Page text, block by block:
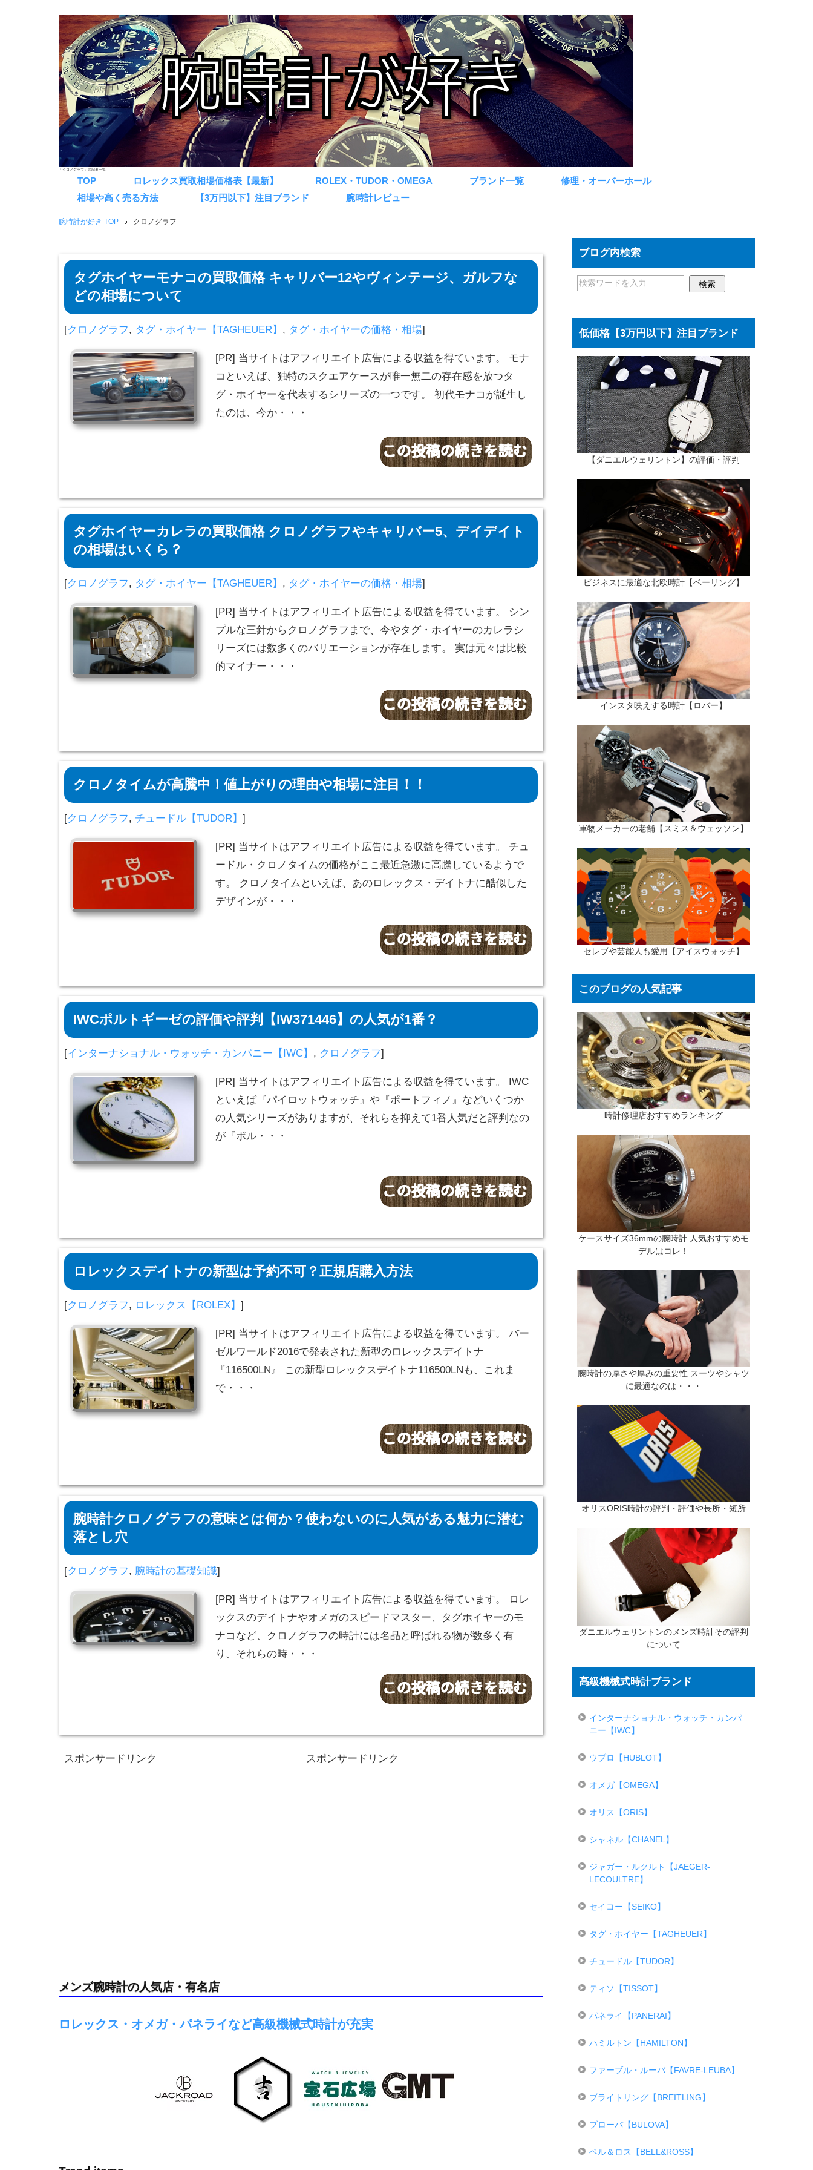
「クロノグラフ」の記事一覧
TOP ロレックス買取相場価格表【最新】 ROLEX・TUDOR・OMEGA ブランド一覧
修理・オーバーホール
相場や高く売る方法
【3万円以下】注目ブランド 腕時計レビュー
腕時計が好き TOP クロノグラフ
タグホイヤーモナコの買取価格 キャリバー12やヴィンテージ、ガルフな
どの相場について
[クロノグラフ, タグ・ホイヤー【TAGHEUER】 , タグ・ホイヤーの価格・相場]
[PR] 当サイトはアフィリエイト広告による収益を得ています。 モナ
コといえば、独特のスクエアケースが唯一無二の存在感を放つタ
グ・ホイヤーを代表するシリーズの一つです。 初代モナコが誕生し
たのは、今か・・・
タグホイヤーカレラの買取価格 クロノグラフやキャリバー5、デイデイト
の相場はいくら？
[クロノグラフ, タグ・ホイヤー【TAGHEUER】 , タグ・ホイヤーの価格・相場]
[PR] 当サイトはアフィリエイト広告による収益を得ています。 シン
プルな三針からクロノグラフまで、今やタグ・ホイヤーのカレラシ
リーズには数多くのバリエーションが存在します。 実は元々は比較
的マイナー・・・
クロノタイムが高騰中！値上がりの理由や相場に注目！！
[クロノグラフ, チュードル【TUDOR】 ]
[PR] 当サイトはアフィリエイト広告による収益を得ています。 チュ
ードル・クロノタイムの価格がここ最近急激に高騰しているようで
す。 クロノタイムといえば、あのロレックス・デイトナに酷似した
デザインが・・・
IWCポルトギーゼの評価や評判【IW371446】の人気が1番？
[インターナショナル・ウォッチ・カンパニー【IWC】 , クロノグラフ]
[PR] 当サイトはアフィリエイト広告による収益を得ています。 IWC
といえば『パイロットウォッチ』や『ポートフィノ』などいくつか
の人気シリーズがありますが、それらを抑えて1番人気だと評判なの
が『ポル・・・
ロレックスデイトナの新型は予約不可？正規店購入方法
[クロノグラフ, ロレックス【ROLEX】 ]
[PR] 当サイトはアフィリエイト広告による収益を得ています。 バー
ゼルワールド2016で発表された新型のロレックスデイトナ
『116500LN』 この新型ロレックスデイトナ116500LNも、これま
で・・・
腕時計クロノグラフの意味とは何か？使わないのに人気がある魅力に潜む
落とし穴
[クロノグラフ, 腕時計の基礎知識]
[PR] 当サイトはアフィリエイト広告による収益を得ています。 ロレ
ックスのデイトナやオメガのスピードマスター、タグホイヤーのモ
ナコなど、クロノグラフの時計には名品と呼ばれる物が数多く有
り、それらの時・・・
スポンサードリンク スポンサードリンク
メンズ腕時計の人気店・有名店
ロレックス・オメガ・パネライなど高級機械式時計が充実
ブログ内検索
低価格【3万円以下】注目ブランド
【ダニエルウェリントン】の評価・評判
ビジネスに最適な北欧時計【ベーリング】
インスタ映えする時計【ロバー】
軍物メーカーの老舗【スミス＆ウェッソン】
セレブや芸能人も愛用【アイスウォッチ】
このブログの人気記事
時計修理店おすすめランキング
ケースサイズ36mmの腕時計 人気おすすめモ
デルはコレ！
腕時計の厚さや厚みの重要性 スーツやシャツ
に最適なのは・・・
オリスORIS時計の評判・評価や長所・短所
ダニエルウェリントンのメンズ時計その評判
について
高級機械式時計ブランド
インターナショナル・ウォッチ・カンパ
ニー【IWC】
ウブロ【HUBLOT】
オメガ【OMEGA】
オリス【ORIS】
シャネル【CHANEL】
ジャガー・ルクルト【JAEGER-
LECOULTRE】
セイコー【SEIKO】
タグ・ホイヤー【TAGHEUER】
チュードル【TUDOR】
ティソ【TISSOT】
パネライ【PANERAI】
ハミルトン【HAMILTON】
ファーブル・ルーバ【FAVRE-LEUBA】
ブライトリング【BREITLING】
ブローバ【BULOVA】
ベル＆ロス【BELL&ROSS】